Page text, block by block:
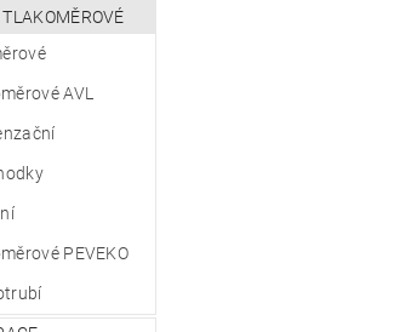
AVL
PEVEKO